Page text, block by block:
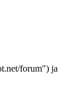
forum") ja